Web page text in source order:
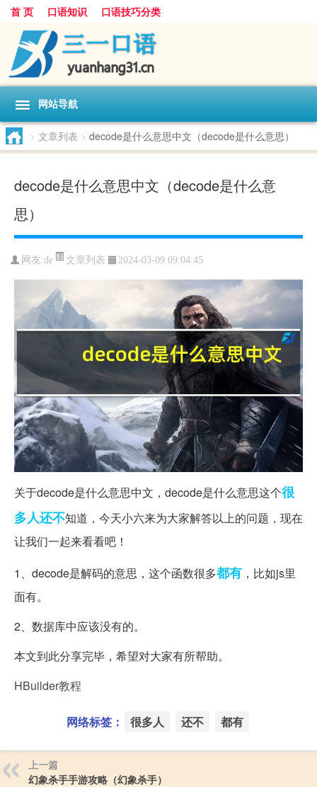
首 页 口语知识 口语技巧分类
网站导航
> 文章列表 > decode是什么意思中文（decode是什么意思）
decode是什么意思中文（decode是什么意
思）
网友:de 文章列表 2024-03-09 09:04:45
关于decode是什么意思中文，decode是什么意思这个很
多人还不知道，今天小六来为大家解答以上的问题，现在
让我们一起来看看吧！
1、decode是解码的意思，这个函数很多都有 ，比如js里
面有。
2、数据库中应该没有的。
本文到此分享完毕，希望对大家有所帮助。
HBuilder教程
网络标签： 很多人 还不 都有
上一篇
幻象杀手手游攻略（幻象杀手）